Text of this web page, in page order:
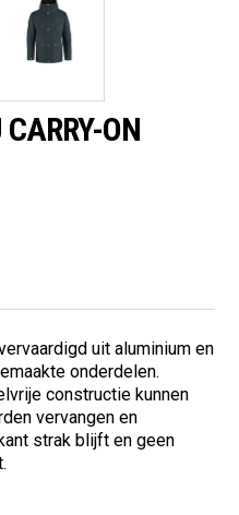
ON
uit aluminium en
onderdelen.
constructie kunnen
vervangen en
strak blijft en geen